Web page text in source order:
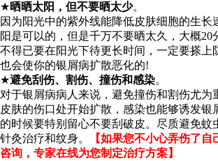
★晒晒太阳，但不要晒太少。
因为阳光中的紫外线能降低皮肤细胞的生长
阳是可以的，但是千万不要晒太久，大概20
不得已要在阳光下待更长时间，一定要搽上
也会使你的银屑病扩散恶化的!
★避免刮伤、割伤、撞伤和感染。
对于银屑病病人来说，避免撞伤和割伤尤为
皮肤的伤口处开始扩散，感染也能够诱发银
的时候要特别留心不要刮破皮。尽质避免蚊
针灸治疗和纹身。
【如果您不小心弄伤了
咨询，专家在线为您制定治疗方案】